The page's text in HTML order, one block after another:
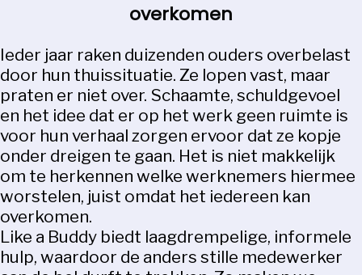
overkomen
Ieder jaar raken duizenden ouders overbelast
door hun thuissituatie. Ze lopen vast, maar
praten er niet over. Schaamte, schuldgevoel
en het idee dat er op het werk geen ruimte is
voor hun verhaal zorgen ervoor dat ze kopje
onder dreigen te gaan. Het is niet makkelijk
om te herkennen welke werknemers hiermee
worstelen, juist omdat het iedereen kan
overkomen.
Like a Buddy biedt laagdrempelige, informele
hulp, waardoor de anders stille medewerker